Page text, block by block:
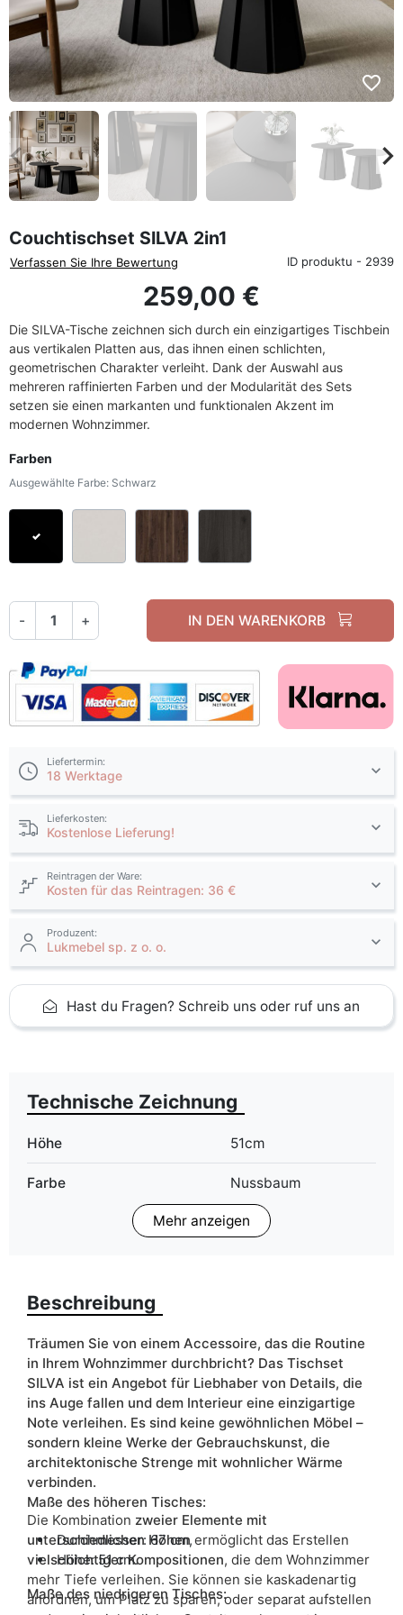
favorite_border
Zurück
Couchtischset SILVA 2in1
Verfassen Sie Ihre Bewertung ID produktu - 2939
259,00 €
Die SILVA-Tische zeichnen sich durch ein einzigartiges Tischbein
aus vertikalen Platten aus, das ihnen einen schlichten,
geometrischen Charakter verleiht. Dank der Auswahl aus
mehreren raffinierten Farben und der Modularität des Sets
setzen sie einen markanten und funktionalen Akzent im
modernen Wohnzimmer.
Farben
Ausgewählte Farbe: Schwarz
Schwarz Kaschmir Nussbaum
- + IN DEN WARENKORB
Liefertermin:
18 Werktage
Lieferkosten:
Kostenlose Lieferung!
Reintragen der Ware:
Kosten für das Reintragen: 36 €
Produzent:
Lukmebel sp. z o. o.
Hast du Fragen? Schreib uns oder ruf uns an
Technische Zeichnung
Höhe 51cm
Farbe
Nussbaum
graphit
kaschmir
Liefertermin: 18 Werktage
Aufgrund des Produktionsprozesses und der
Materialeigenschaften sind Maßabweichungen von +/- 2–3 cm
möglich.
Mehr anzeigen
Beschreibung
Träumen Sie von einem Accessoire, das die Routine
in Ihrem Wohnzimmer durchbricht? Das Tischset
SILVA ist ein Angebot für Liebhaber von Details, die
ins Auge fallen und dem Interieur eine einzigartige
Note verleihen. Es sind keine gewöhnlichen Möbel –
sondern kleine Werke der Gebrauchskunst, die
architektonische Strenge mit wohnlicher Wärme
verbinden.
Die Kombination zweier Elemente mit
unterschiedlichen Höhenermöglicht das Erstellen
vielschichtiger Kompositionen, die dem Wohnzimmer
mehr Tiefe verleihen. Sie können sie kaskadenartig
anordnen, um Platz zu sparen, oder separat aufstellen
Maße des höheren Tisches:
Durchmesser: 67 cm,
Höhe: 51 cm.
Maße des niedrigeren Tisches: